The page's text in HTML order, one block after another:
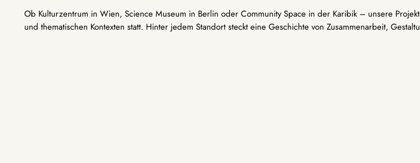
Ob Kulturzentrum in Wien, Science Museum in Berlin oder Community Space in der Karibik – unsere
und thematischen Kontexten statt. Hinter jedem Standort steckt eine Geschichte von Zusammenarbeit,